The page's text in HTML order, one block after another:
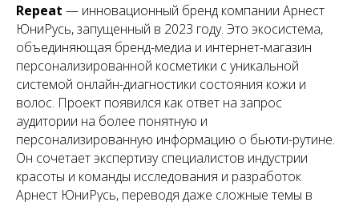
Repeat — инновационный бренд компании Арнест
ЮниРусь, запущенный в 2023 году. Это экосистема,
объединяющая бренд-медиа и интернет-магазин
персонализированной косметики с уникальной
системой онлайн-диагностики состояния кожи и
волос. Проект появился как ответ на запрос
аудитории на более понятную и
персонализированную информацию о бьюти-рутине.
Он сочетает экспертизу специалистов индустрии
красоты и команды исследования и разработок
Арнест ЮниРусь, переводя даже сложные темы в